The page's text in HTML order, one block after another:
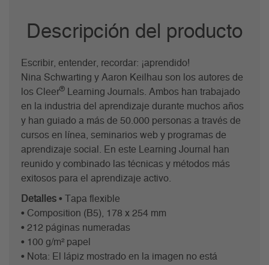
Descripción del producto
Escribir, entender, recordar: ¡aprendido!
Nina Schwarting y Aaron Keilhau son los autores de
los Cleer®
Learning Journals. Ambos han trabajado
en la industria del aprendizaje durante muchos años
y han guiado a más de 50.000 personas a través de
cursos en línea, seminarios web y programas de
aprendizaje social. En este Learning Journal han
reunido y combinado las técnicas y métodos más
exitosos para el aprendizaje activo.
Detalles • Tapa flexible
• Composition (B5), 178 x 254 mm
• 212 páginas numeradas
• 100 g/m² papel
• Nota: El lápiz mostrado en la imagen no está